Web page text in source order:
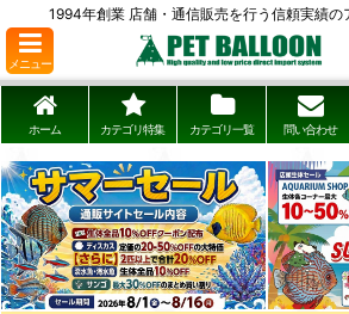
1994年創業 店舗・通信販売を行う信頼実績の
メニュー
ホーム カテゴリ特集 カテゴリ一覧 問い合わせ